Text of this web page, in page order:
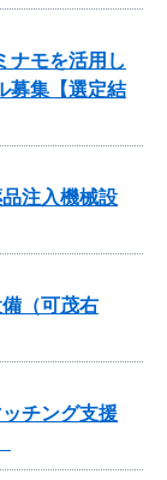
モを活用し
募集【選定結
注入機械設
（可茂右
チング支援